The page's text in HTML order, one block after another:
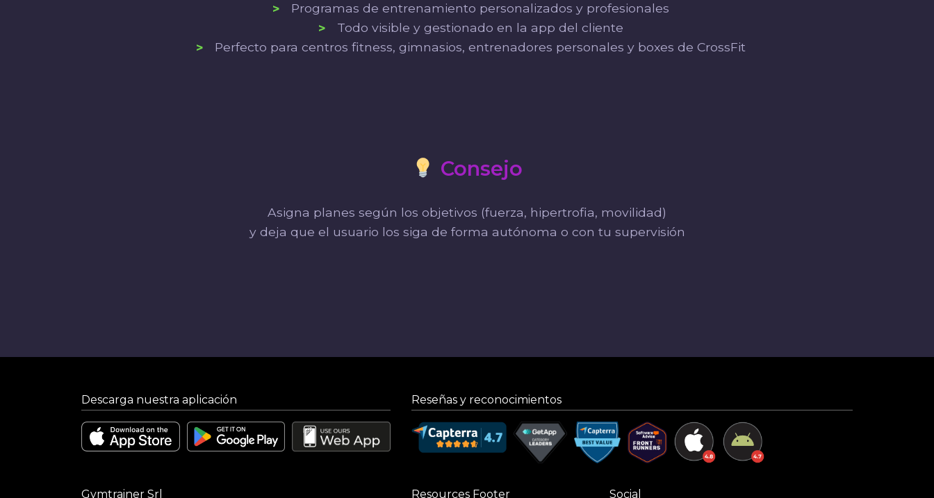
>
Programas de entrenamiento personalizados y profesionales
>
Todo visible y gestionado en la app del cliente
>
Perfecto para centros fitness, gimnasios, entrenadores personales y boxes de CrossFit
Consejo
Asigna planes según los objetivos (fuerza, hipertrofia, movilidad)
y deja que el usuario los siga de forma autónoma o con tu supervisión
Descarga nuestra aplicación Reseñas y reconocimientos
Gymtrainer Srl Resources Footer Social